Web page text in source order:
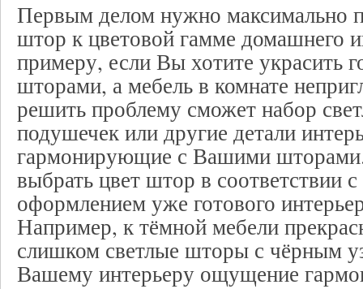
Первым делом нужно максимально
штор к цветовой гамме домашнего
примеру, если Вы хотите украсить
шторами, а мебель в комнате
решить проблему сможет набор
подушечек или другие детали
гармонирующие с Вашими
выбрать цвет штор в соответствии
оформлением уже готового
Например, к тёмной мебели
слишком светлые шторы с чёрным
Вашему интерьеру ощущение